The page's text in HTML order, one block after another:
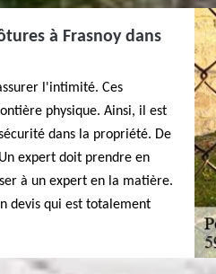
à Frasnoy dans
l'intimité. Ces
physique. Ainsi, il est
dans la propriété. De
expert doit prendre en
à un expert en la matière.
devis qui est totalement